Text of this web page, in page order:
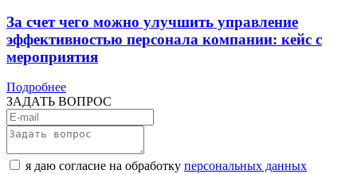
За счет чего можно улучшить управление
эффективностью персонала компании: кейс с
мероприятия
Подробнее
ЗАДАТЬ ВОПРОС
я даю согласие на обработку персональных данных